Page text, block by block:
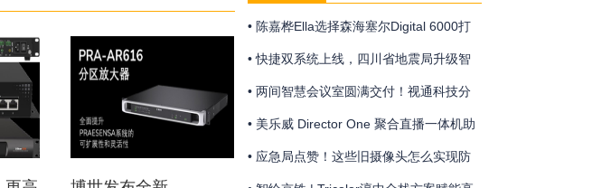
• 陈嘉桦Ella选择森海塞尔Digital 6000打
造震撼动人的青春狂欢
• 快捷双系统上线，四川省地震局升级智
慧应急体系
• 两间智慧会议室圆满交付！视通科技分
布式系统助力中建大厦构建智慧办公新生
态
• 美乐威 Director One 聚合直播一体机助
力 “Step One Sports” 圆满完成“第二十七
• 应急局点赞！这些旧摄像头怎么实现防